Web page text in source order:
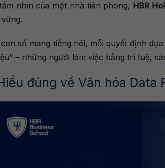
nhìn của một nhà tiên phong, HBR
số mang tiếng nói, mỗi quyết định
– những người làm việc bằng trí tuệ,
đúng về Văn hóa Data